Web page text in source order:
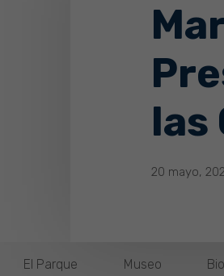
las
20 mayo,
El Parque Museo